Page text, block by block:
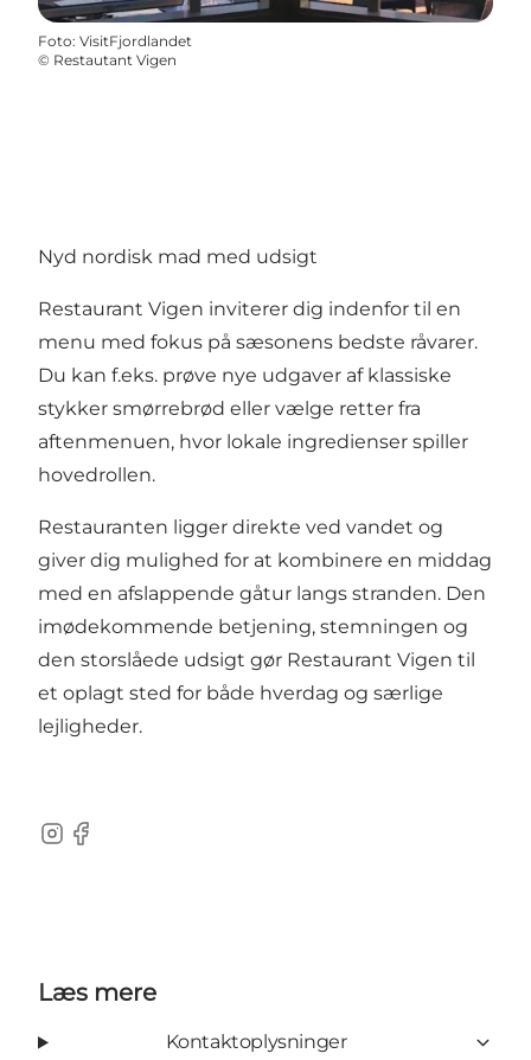
Foto: VisitFjordlandet
© Restautant Vigen
Nyd nordisk mad med udsigt
Restaurant Vigen inviterer dig indenfor til en
menu med fokus på sæsonens bedste råvarer.
Du kan f.eks. prøve nye udgaver af klassiske
stykker smørrebrød eller vælge retter fra
aftenmenuen, hvor lokale ingredienser spiller
hovedrollen.
Restauranten ligger direkte ved vandet og
giver dig mulighed for at kombinere en middag
med en afslappende gåtur langs stranden. Den
imødekommende betjening, stemningen og
den storslåede udsigt gør Restaurant Vigen til
et oplagt sted for både hverdag og særlige
lejligheder.
Instagram
Facebook
Læs mere
Kontaktoplysninger